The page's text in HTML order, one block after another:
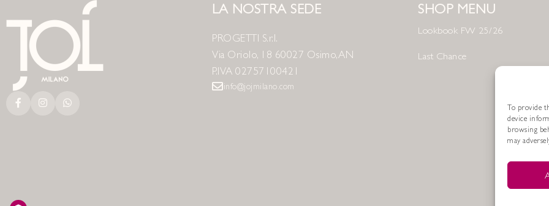
To provide
device
browsing
may
LA NOSTRA SEDE
PROGETTI S.r.l.
Via Oriolo, 18 60027 Osimo, AN
P.IVA 02757100421
info@jojmilano.com
SHOP MENU
Lookbook FW 25/26
Last Chance